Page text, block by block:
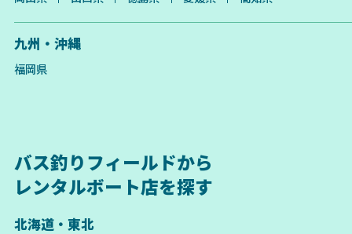
九州・沖縄
福岡県
バス釣りフィールドから
レンタルボート店を探す
北海道・東北